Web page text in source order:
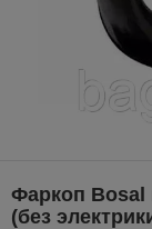
Фаркоп Bosal
(без